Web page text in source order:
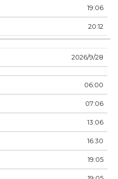
19:06
20:12
28‏‏/9‏‏/2026
06:00
07:06
13:06
16:30
19:05